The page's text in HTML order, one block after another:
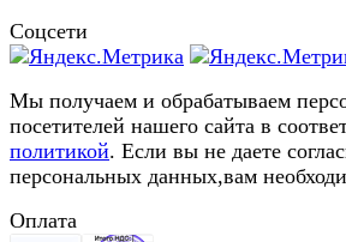
Соцсети
Мы получаем и обрабатываем
посетителей нашего сайта в
политикой. Если вы не даете
персональных данных,вам
Оплата